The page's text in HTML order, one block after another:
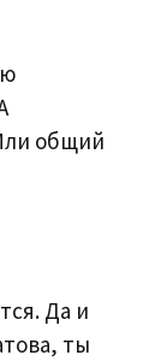
общий
Да и
ты